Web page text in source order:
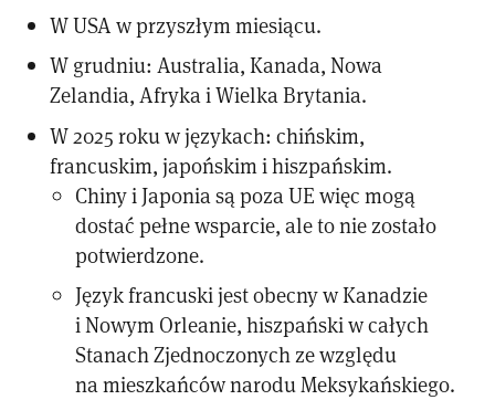
W USA w przyszłym miesiącu.
W grudniu: Australia, Kanada, Nowa
Zelandia, Afryka i Wielka Brytania.
W 2025 roku w językach: chińskim,
francuskim, japońskim i hiszpańskim.
Chiny i Japonia są poza UE więc mogą
dostać pełne wsparcie, ale to nie zostało
potwierdzone.
Język francuski jest obecny w Kanadzie
i Nowym Orleanie, hiszpański w całych
Stanach Zjednoczonych ze względu
na mieszkańców narodu Meksykańskiego.